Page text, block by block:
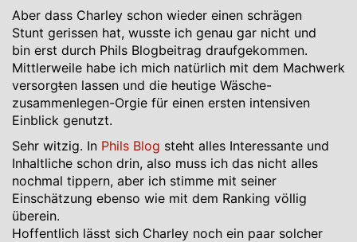
Aber dass Charley schon wieder einen schrägen
Stunt gerissen hat, wusste ich genau gar nicht und
bin erst durch Phils Blogbeitrag draufgekommen.
Mittlerweile habe ich mich natürlich mit dem Machwerk
versorgten lassen und die heutige Wäsche-
zusammenlegen-Orgie für einen ersten intensiven
Einblick genutzt.
Sehr witzig. In Phils Blog steht alles Interessante und
Inhaltliche schon drin, also muss ich das nicht alles
nochmal tippern, aber ich stimme mit seiner
Einschätzung ebenso wie mit dem Ranking völlig
überein.
Hoffentlich lässt sich Charley noch ein paar solcher